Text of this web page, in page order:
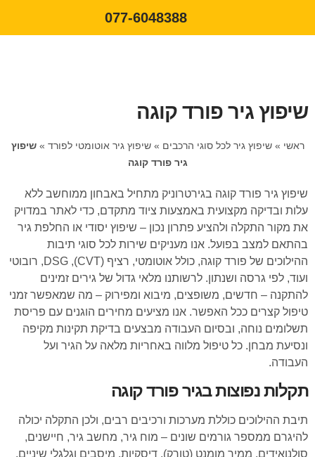
077-6048388
שיפוץ גיר פורד קוגה
ראשי »שיפוץ גיר לכל סוגי הרכבים »שיפוץ גיר אוטומטי לפורד »שיפוץ
גיר פורד קוגה
שיפוץ גיר פורד קוגה בגירטרוניק מתחיל באבחון ממוחשב ללא
עלות ובדיקה מקצועית באמצעות ציוד מתקדם, כדי לאתר במדויק
את מקור התקלה ולהציע פתרון נכון – שיפוץ יסודי או החלפת גיר
בהתאם למצב בפועל. אנו מעניקים שירות לכל סוגי תיבות
ההילוכים של פורד קוגה, כולל אוטומטי, רציף (CVT), DSG, רובוטי
ועוד, לפי גרסה ושנתון. לרשותנו מלאי גדול של גירים זמינים
להתקנה – חדשים, משופצים, מיבוא ומפירוק – מה שמאפשר זמני
טיפול קצרים ככל האפשר. אנו מציעים מחירים הוגנים עם פריסת
תשלומים נוחה, ובסיום העבודה מבצעים בדיקת תקינות מקיפה
ונסיעת מבחן. כל טיפול מלווה באחריות מלאה על הגיר ועל
העבודה.
תקלות נפוצות בגיר פורד קוגה
תיבת ההילוכים כוללת מערכות ורכיבים רבים, ולכן התקלה יכולה
להיגרם ממספר גורמים שונים – מוח גיר, מחשב גיר, חיישנים,
סולנואידים, ממיר מומנט (טורק), דיסקיות, מיסבים וגלגלי שיניים.